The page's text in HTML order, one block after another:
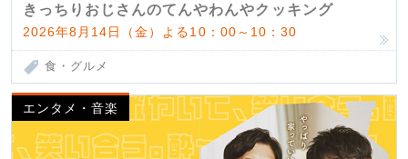
きっちりおじさんのてんやわんやクッキング
2026年8月14日（金）よる10：00～10：30
食・グルメ
エンタメ・音楽